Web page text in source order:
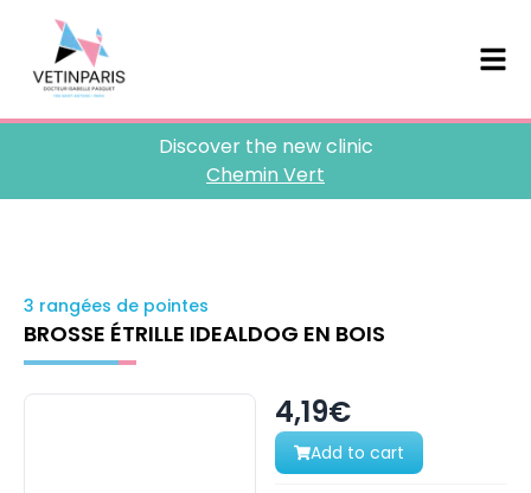
Discover the new clinic
Chemin Vert
3 rangées de pointes
BROSSE ÉTRILLE IDEALDOG EN BOIS
4,19€
Add to cart